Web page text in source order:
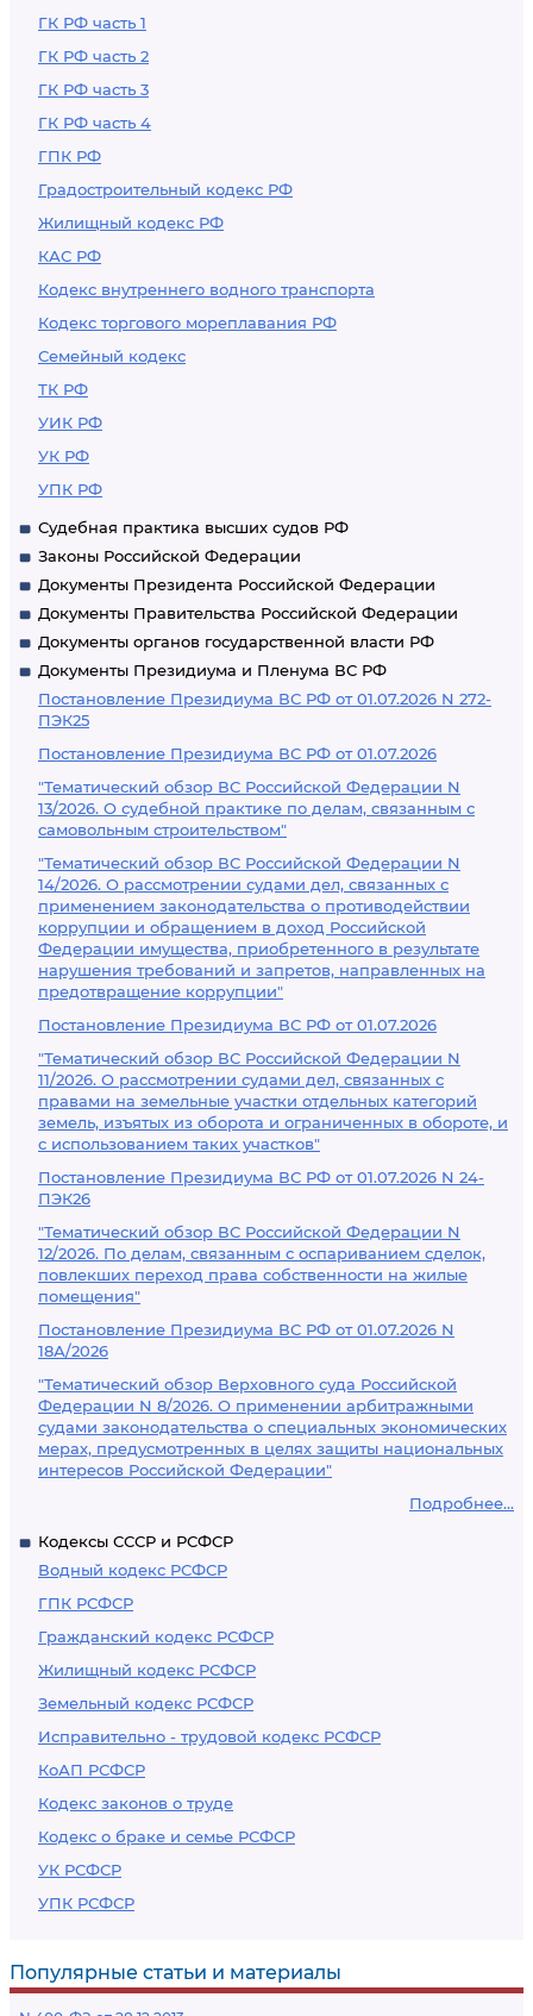
ГК РФ часть 1
ГК РФ часть 2
ГК РФ часть 3
ГК РФ часть 4
ГПК РФ
Градостроительный кодекс РФ
Жилищный кодекс РФ
КАС РФ
Кодекс внутреннего водного транспорта
Кодекс торгового мореплавания РФ
Семейный кодекс
ТК РФ
УИК РФ
УК РФ
УПК РФ
Судебная практика высших судов РФ
Законы Российской Федерации
Документы Президента Российской Федерации
Документы Правительства Российской Федерации
Документы органов государственной власти РФ
Документы Президиума и Пленума ВС РФ
Постановление Президиума ВС РФ от 01.07.2026 N 272-
ПЭК25
Постановление Президиума ВС РФ от 01.07.2026
"Тематический обзор ВС Российской Федерации N
13/2026. О судебной практике по делам, связанным с
самовольным строительством"
"Тематический обзор ВС Российской Федерации N
14/2026. О рассмотрении судами дел, связанных с
применением законодательства о противодействии
коррупции и обращением в доход Российской
Федерации имущества, приобретенного в результате
нарушения требований и запретов, направленных на
предотвращение коррупции"
Постановление Президиума ВС РФ от 01.07.2026
"Тематический обзор ВС Российской Федерации N
11/2026. О рассмотрении судами дел, связанных с
правами на земельные участки отдельных категорий
земель, изъятых из оборота и ограниченных в обороте, и
с использованием таких участков"
Постановление Президиума ВС РФ от 01.07.2026 N 24-
ПЭК26
"Тематический обзор ВС Российской Федерации N
12/2026. По делам, связанным с оспариванием сделок,
повлекших переход права собственности на жилые
помещения"
Постановление Президиума ВС РФ от 01.07.2026 N
18А/2026
"Тематический обзор Верховного суда Российской
Федерации N 8/2026. О применении арбитражными
судами законодательства о специальных экономических
мерах, предусмотренных в целях защиты национальных
интересов Российской Федерации"
Подробнее...
Кодексы СССР и РСФСР
Водный кодекс РСФСР
ГПК РСФСР
Гражданский кодекс РСФСР
Жилищный кодекс РСФСР
Земельный кодекс РСФСР
Исправительно - трудовой кодекс РСФСР
КоАП РСФСР
Кодекс законов о труде
Кодекс о браке и семье РСФСР
УК РСФСР
УПК РСФСР
Популярные статьи и материалы